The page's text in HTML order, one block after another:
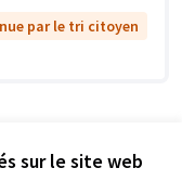
sur le site web
par le tri citoyen